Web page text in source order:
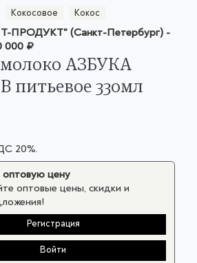
Кокосовое Кокос
ПРОДУКТ" (Санкт-Петербург) -
000 ₽
АЗБУКА
питьевое 330мл
20%.
цену
оптовые цены, скидки и
Регистрация
Войти